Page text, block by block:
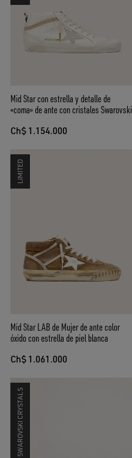
Mid Star con estrella y detalle de
«coma» de ante con cristales Swarovski
Ch$ 1.154.000
LIMITED
Mid Star LAB de Mujer de ante color
óxido con estrella de piel blanca
Ch$ 1.061.000
SWAROVSKI CRYSTALS